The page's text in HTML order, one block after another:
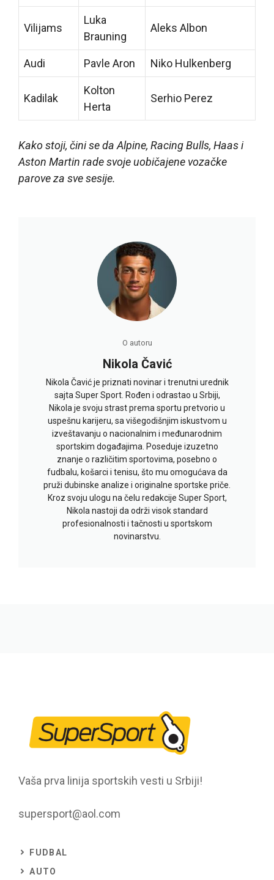
Vilijams
Luka
Brauning
Aleks Albon
Audi Pavle Aron Niko Hulkenberg
Kadilak
Kolton
Herta
Serhio Perez
Kako stoji, čini se da Alpine, Racing Bulls, Haas i
Aston Martin rade svoje uobičajene vozačke
parove za sve sesije.
O autoru
Nikola Čavić
Nikola Čavić je priznati novinar i trenutni urednik
sajta Super Sport. Rođen i odrastao u Srbiji,
Nikola je svoju strast prema sportu pretvorio u
uspešnu karijeru, sa višegodišnjim iskustvom u
izveštavanju o nacionalnim i međunarodnim
sportskim događajima. Poseduje izuzetno
znanje o različitim sportovima, posebno o
fudbalu, košarci i tenisu, što mu omogućava da
pruži dubinske analize i originalne sportske priče.
Kroz svoju ulogu na čelu redakcije Super Sport,
Nikola nastoji da održi visok standard
profesionalnosti i tačnosti u sportskom
novinarstvu.
Vaša prva linija sportskih vesti u Srbiji!
supersport@aol.com
FUDBAL
AUTO